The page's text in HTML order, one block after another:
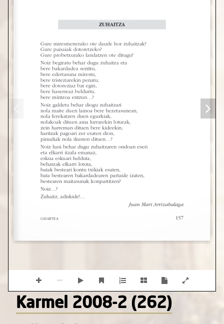
Karmel 2008-2 (262)